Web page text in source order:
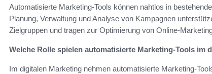
Automatisierte Marketing-Tools können nahtlos in
Planung, Verwaltung und Analyse von Kampagnen
Zielgruppen und tragen zur Optimierung von Online-
Welche Rolle spielen automatisierte Marketing-Tools im
Im digitalen Marketing nehmen automatisierte Marketing-